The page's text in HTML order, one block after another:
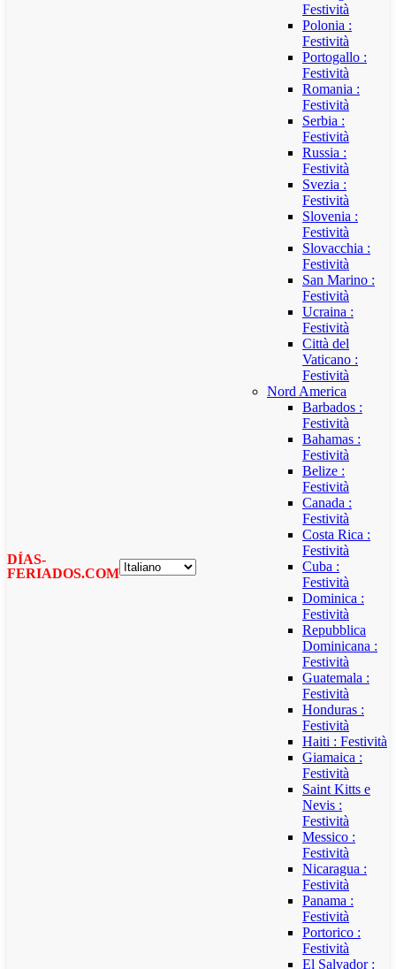
DÍAS-
FERIADOS.COM
Festività
Polonia :
Festività
Portogallo :
Festività
Romania :
Festività
Serbia :
Festività
Russia :
Festività
Svezia :
Festività
Slovenia :
Festività
Slovacchia :
Festività
San Marino :
Festività
Ucraina :
Festività
Città del
Vaticano :
Festività
Nord America
Barbados :
Festività
Bahamas :
Festività
Belize :
Festività
Canada :
Festività
Costa Rica :
Festività
Cuba :
Festività
Dominica :
Festività
Repubblica
Dominicana :
Festività
Guatemala :
Festività
Honduras :
Festività
Haiti : Festività
Giamaica :
Festività
Saint Kitts e
Nevis :
Festività
Messico :
Festività
Nicaragua :
Festività
Panama :
Festività
Portorico :
Festività
El Salvador :